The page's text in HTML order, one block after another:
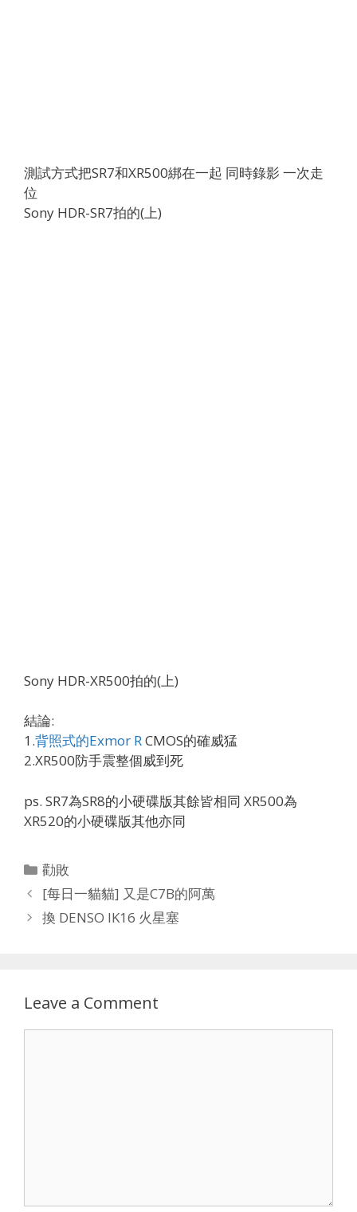
測試方式把SR7和XR500綁在一起 同時錄影 一次走
位
Sony HDR-SR7拍的(上)
Sony HDR-XR500拍的(上)
結論:
1.背照式的Exmor RCMOS的確威猛
2.XR500防手震整個威到死
ps. SR7為SR8的小硬碟版其餘皆相同 XR500為
XR520的小硬碟版其他亦同
Categories
勸敗
[每日一貓貓] 又是C7B的阿萬
換 DENSO IK16 火星塞
Leave a Comment